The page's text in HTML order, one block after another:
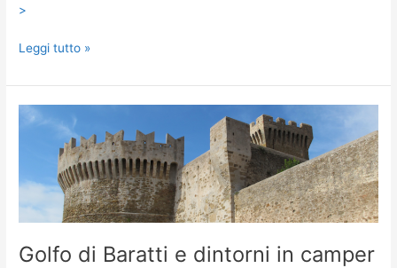
>
Isola
in
camper
Leggi tutto »
Golfo di Baratti e dintorni in camper